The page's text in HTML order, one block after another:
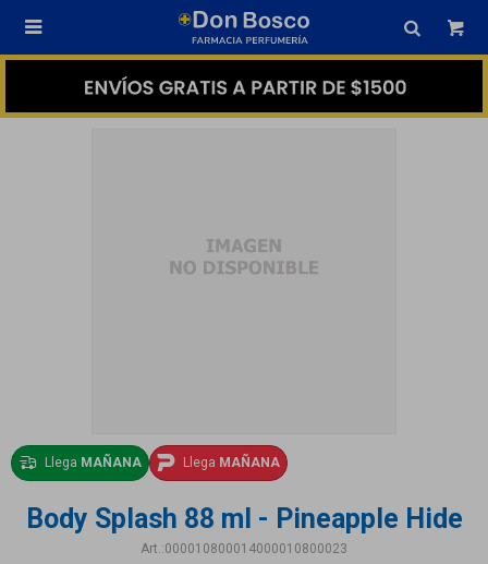

Llega MAÑANA Llega MAÑANA
Body Splash 88 ml - Pineapple Hide
000010800014000010800023